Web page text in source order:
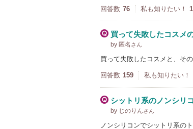
回答数 76 私も知りたい！ 1
買って失敗したコスメ
by 匿名 さん
買って失敗したコスメと、そ
回答数 159 私も知りたい！
シットリ系のノンシリ
by じのりんさん
ノンシリコンでシットリ系の